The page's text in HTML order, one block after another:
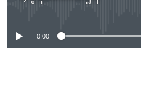
No media source
0:00